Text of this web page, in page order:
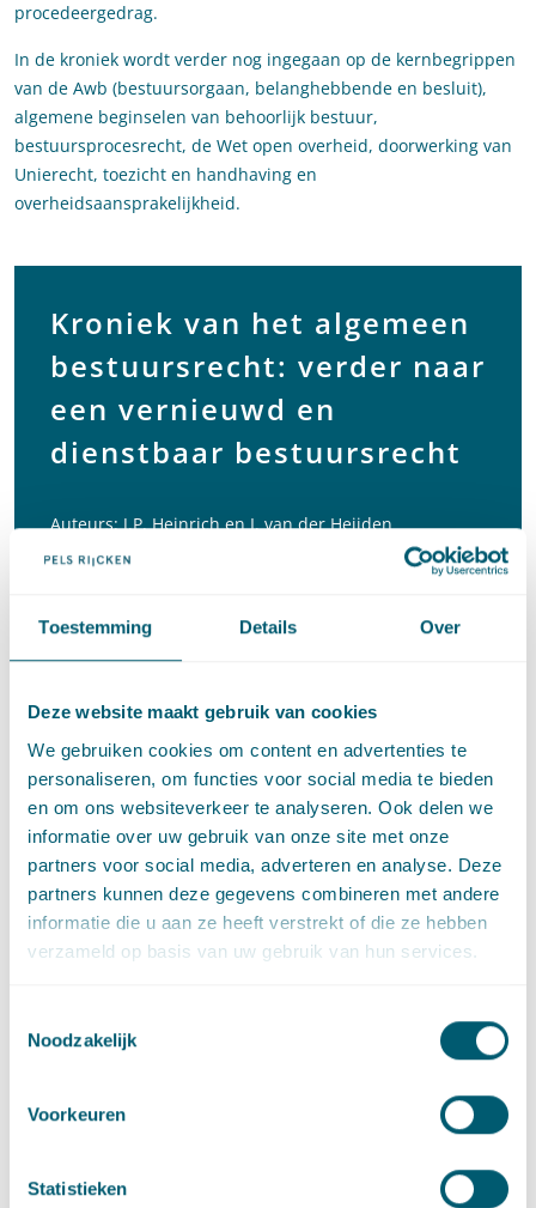
Toestemming Details Over
Deze website maakt gebruik van cookies
We gebruiken cookies om content en advertenties te
personaliseren, om functies voor social media te bieden
en om ons websiteverkeer te analyseren. Ook delen we
informatie over uw gebruik van onze site met onze
partners voor social media, adverteren en analyse. Deze
partners kunnen deze gegevens combineren met andere
informatie die u aan ze heeft verstrekt of die ze hebben
verzameld op basis van uw gebruik van hun services.
Noodzakelijk
Voorkeuren
Statistieken
procedeergedrag.​​
In de kroniek wordt verder nog ingegaan op de kernbegrippen
van de Awb (bestuursorgaan, belanghebbende en besluit),
algemene beginselen van behoorlijk bestuur,
bestuursprocesrecht, de Wet open overheid, doorwerking van
Unierecht, toezicht en handhaving en
overheidsaansprakelijkheid.
Kroniek van het algemeen
bestuursrecht: verder naar
een vernieuwd en
dienstbaar bestuursrecht
Auteurs: J.P. Heinrich en I. van der Heijden
Bron: NJB 2025/2673, p. 2673-3104.
Deze bijdrage is ook te vinden op de website van
Kluwer: Nederlands Juristenblad, Kroniek van het algemeen
bestuursrecht | InView Legal
Deel dit artikel via LinkedIn e-mail
Contact